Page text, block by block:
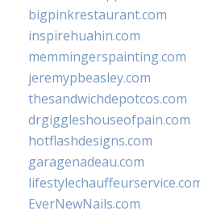
bigpinkrestaurant.com
inspirehuahin.com
memmingerspainting.com
jeremypbeasley.com
thesandwichdepotcos.com
drgiggleshouseofpain.com
hotflashdesigns.com
garagenadeau.com
EverNewNails.com